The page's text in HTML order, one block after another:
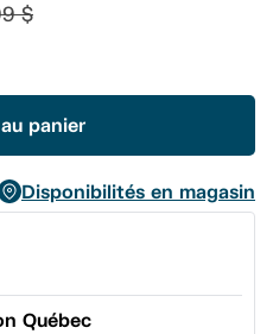
$
panier
Disponibilités en magasin
Québec